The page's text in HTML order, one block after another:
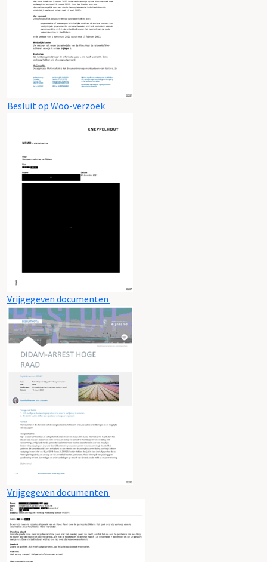
Besluit op Woo-verzoek
Vrijgegeven documenten
Vrijgegeven documenten